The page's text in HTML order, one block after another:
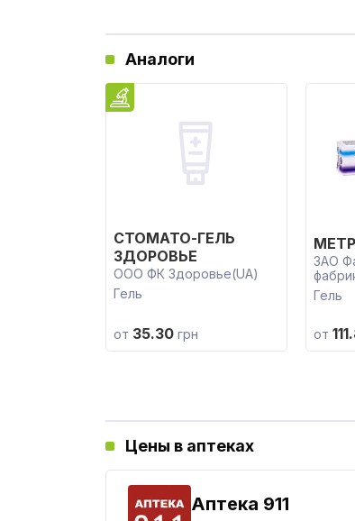
Аналоги
СТОМАТО-ГЕЛЬ
ЗДОРОВЬЕ
ООО ФК Здоровье(UA)
Гель
от 35.30 грн
ЗАО
Гель
от
Цены в аптеках
Aптека 911